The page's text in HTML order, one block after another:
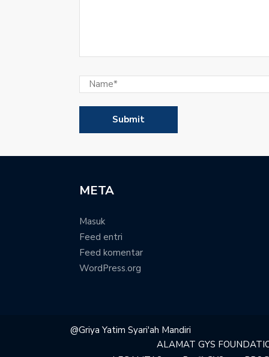
META
Masuk
Feed entri
Feed komentar
WordPress.org
@Griya Yatim Syari'ah Mandiri
ALAMAT GYS